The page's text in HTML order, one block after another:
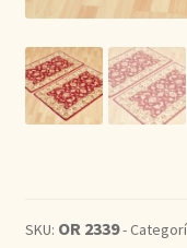
Kilim
Redondas
SKU: OR 2339-